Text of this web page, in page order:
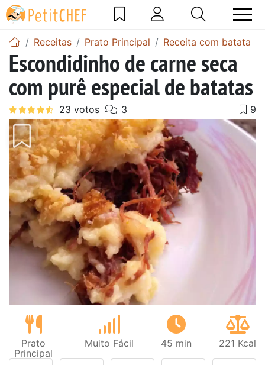
Receitas Prato Principal Receita com batata
Escondidinho de carne seca
com purê especial de batatas
Prato
Principal
Muito Fácil 45 min 221 Kcal